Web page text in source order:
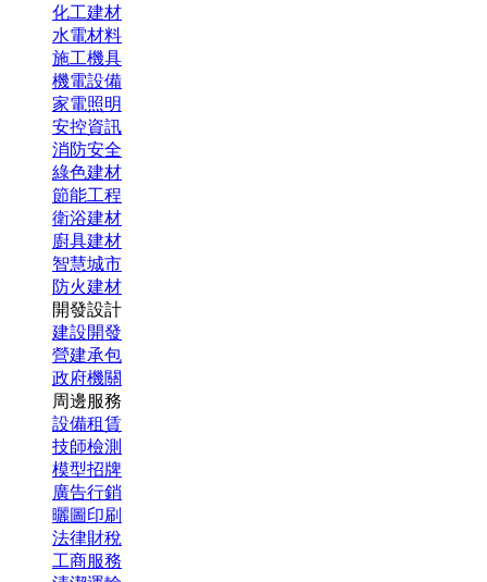
化工建材
水電材料
施工機具
機電設備
家電照明
安控資訊
消防安全
綠色建材
節能工程
衛浴建材
廚具建材
智慧城市
防火建材
開發設計
建設開發
營建承包
政府機關
周邊服務
設備租賃
技師檢測
模型招牌
廣告行銷
曬圖印刷
法律財稅
工商服務